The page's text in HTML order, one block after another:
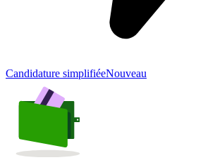
Candidature simplifiéeNouveau